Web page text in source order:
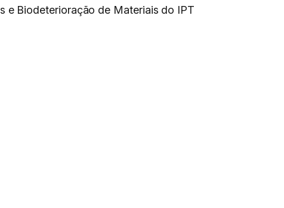
e Biodeterioração de Materiais do IPT